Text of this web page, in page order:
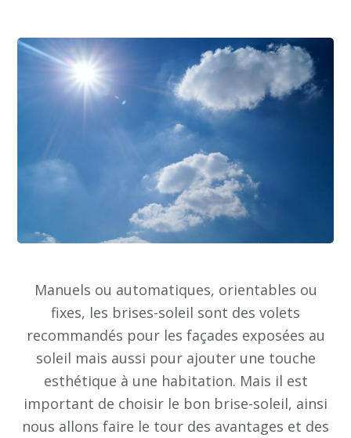
Manuels ou automatiques, orientables ou
fixes, les brises-soleil sont des volets
recommandés pour les façades exposées au
soleil mais aussi pour ajouter une touche
esthétique à une habitation. Mais il est
important de choisir le bon brise-soleil, ainsi
nous allons faire le tour des avantages et des